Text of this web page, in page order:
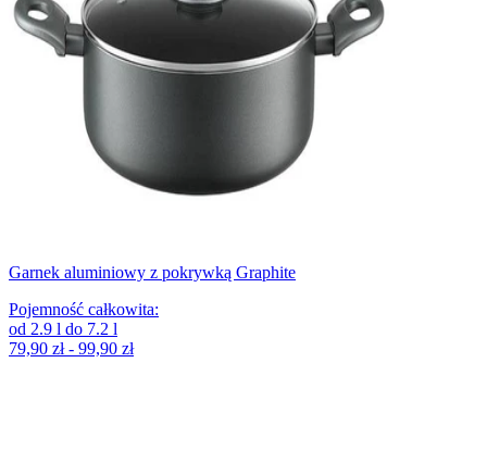
Garnek aluminiowy z pokrywką Graphite
Pojemność całkowita:
od 2.9 l do 7.2 l
79,90 zł - 99,90 zł